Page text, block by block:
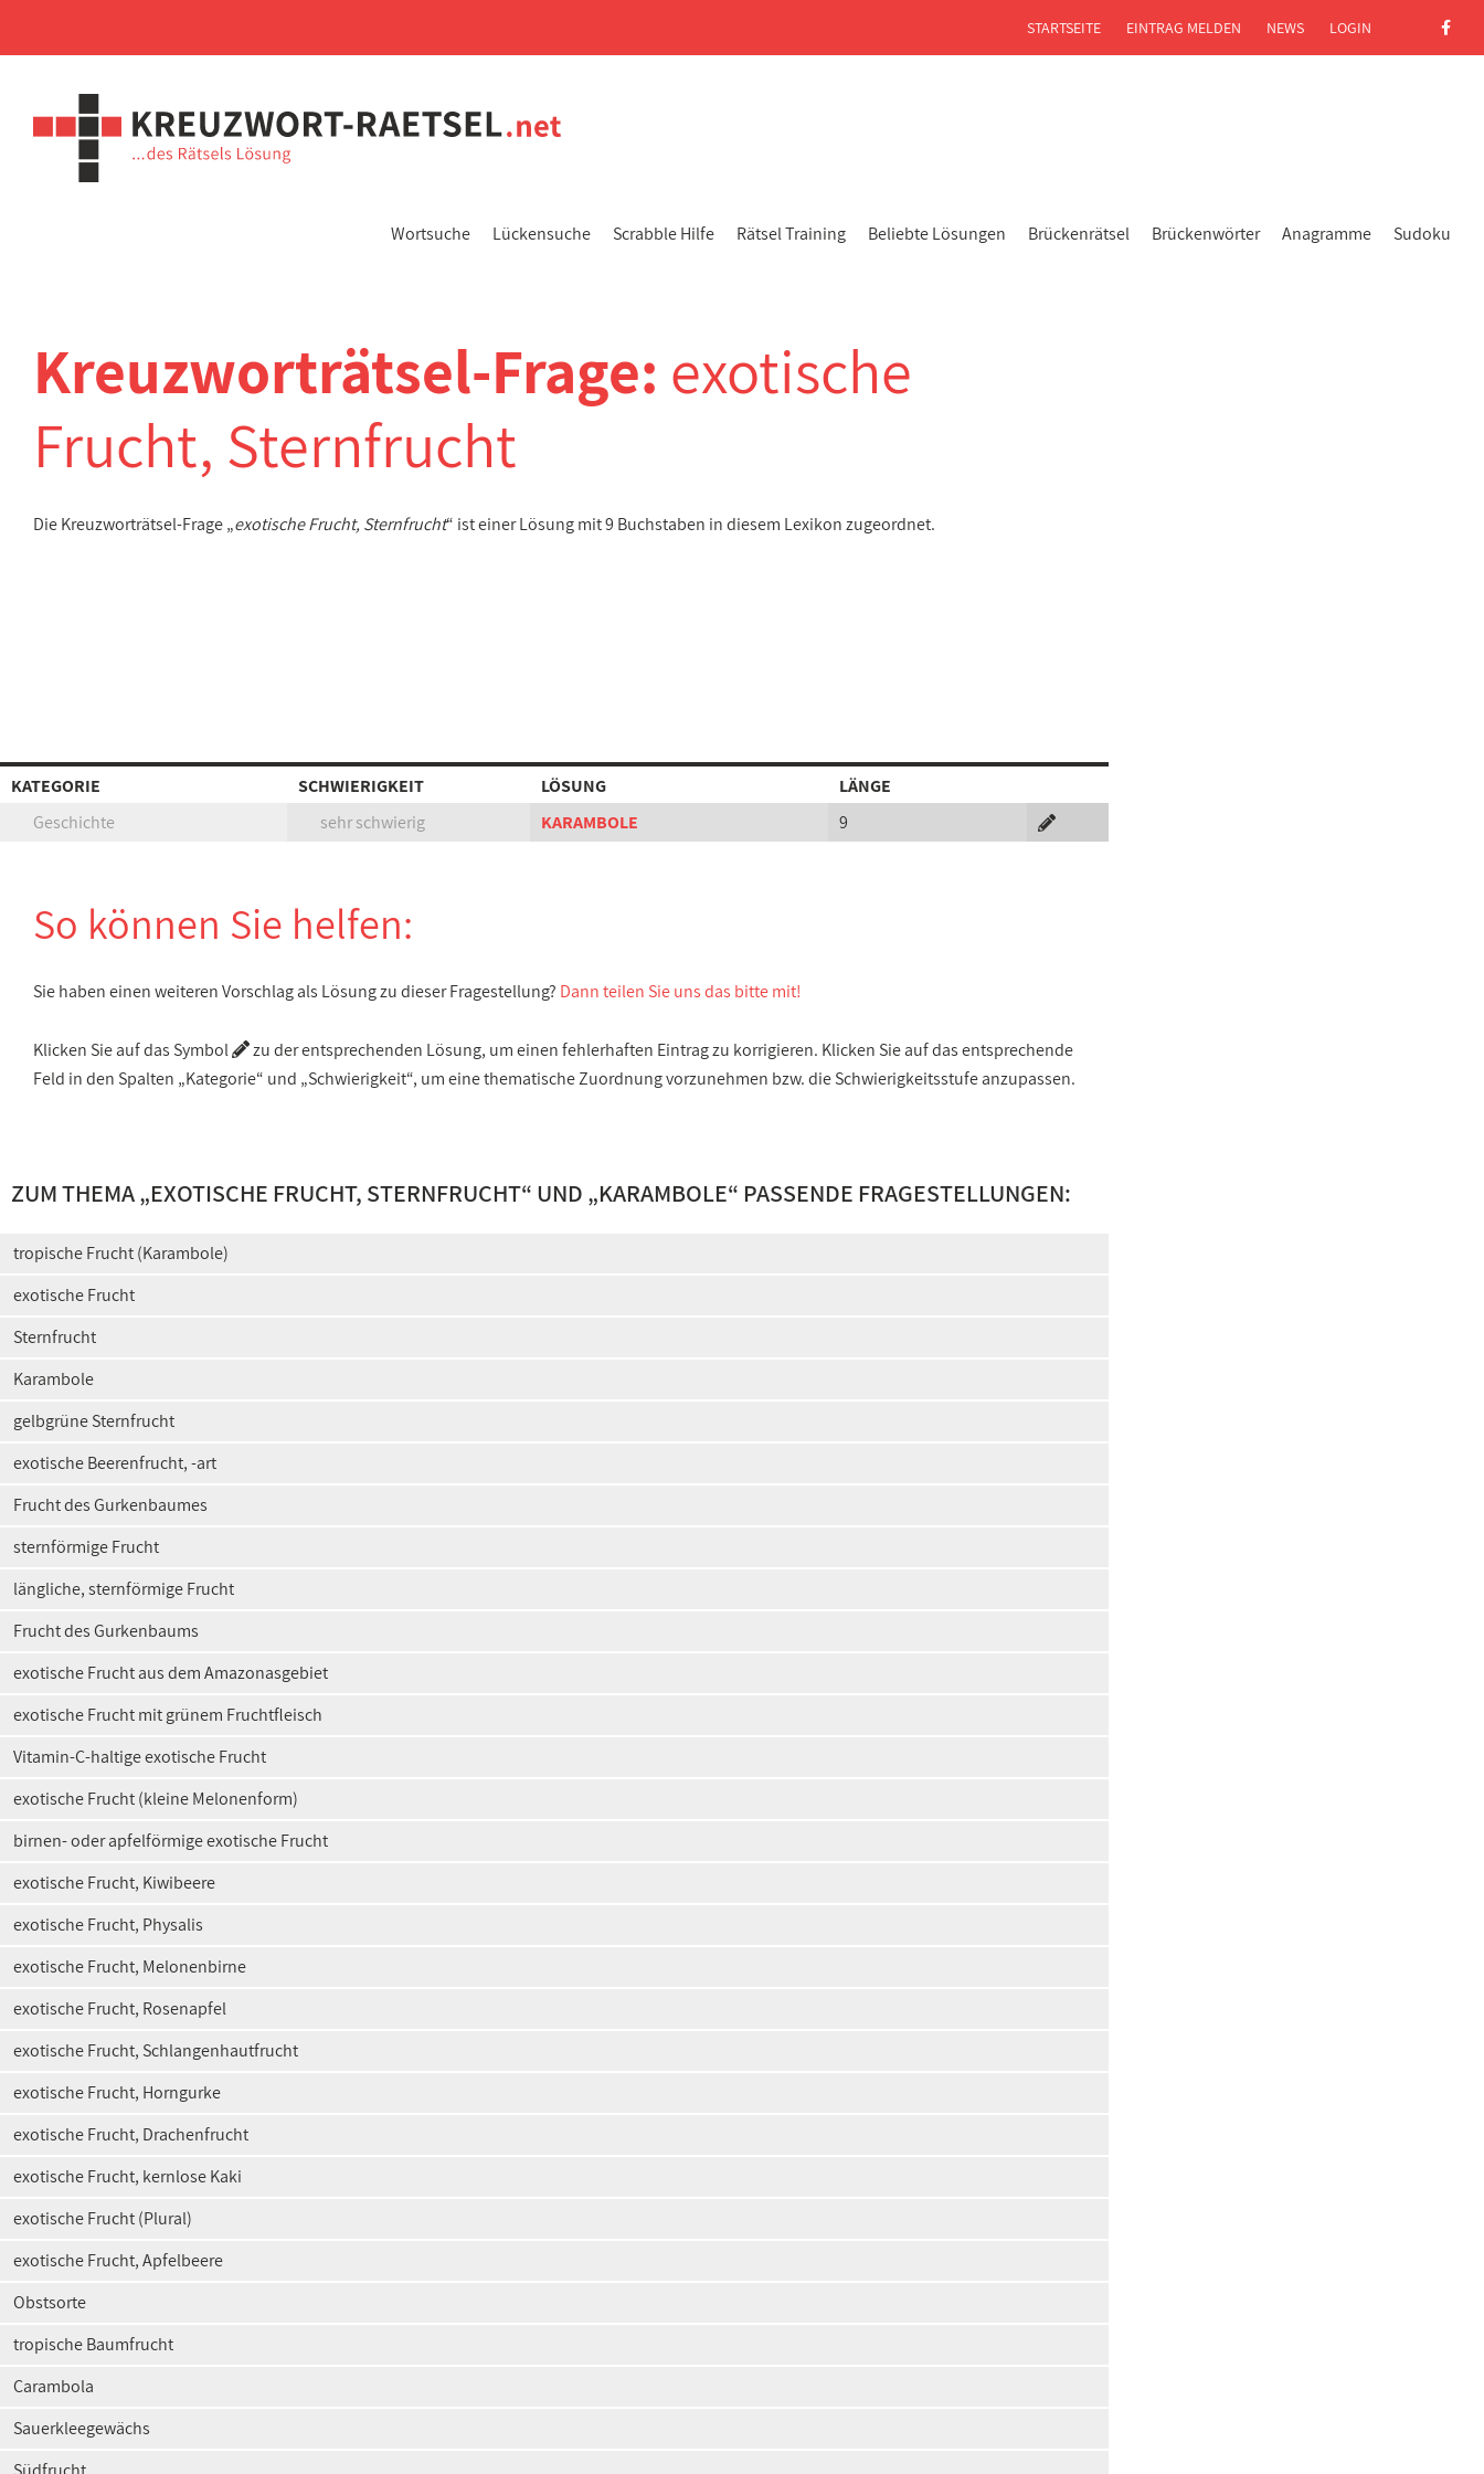
Wortsuche Lückensuche Scrabble Hilfe Rätsel Training Beliebte Lösungen Brückenrätsel Brückenwörter Anagramme Sudoku
STARTSEITE EINTRAG MELDEN NEWS LOGIN
Kreuzworträtsel-Frage: exotische
Frucht, Sternfrucht
Die Kreuzworträtsel-Frage „exotische Frucht, Sternfrucht“ ist einer Lösung mit 9 Buchstaben in diesem Lexikon zugeordnet.
KATEGORIE SCHWIERIGKEIT LÖSUNG
LÄNGE
Geschichte
sehr schwierig KARAMBOLE 9
So können Sie helfen:
Sie haben einen weiteren Vorschlag als Lösung zu dieser Fragestellung? Dann teilen Sie uns das bitte mit!
Klicken Sie auf das Symbol
zu der entsprechenden Lösung, um einen fehlerhaften Eintrag zu korrigieren. Klicken Sie auf das entsprechende
Feld in den Spalten „Kategorie“ und „Schwierigkeit“, um eine thematische Zuordnung vorzunehmen bzw. die Schwierigkeitsstufe anzupassen.
ZUM THEMA „EXOTISCHE FRUCHT, STERNFRUCHT“ UND „KARAMBOLE“ PASSENDE FRAGESTELLUNGEN:
tropische Frucht (Karambole)
exotische Frucht
Sternfrucht
Karambole
gelbgrüne Sternfrucht
exotische Beerenfrucht, -art
Frucht des Gurkenbaumes
sternförmige Frucht
längliche, sternförmige Frucht
Frucht des Gurkenbaums
exotische Frucht aus dem Amazonasgebiet
exotische Frucht mit grünem Fruchtfleisch
Vitamin-C-haltige exotische Frucht
exotische Frucht (kleine Melonenform)
birnen- oder apfelförmige exotische Frucht
exotische Frucht, Kiwibeere
exotische Frucht, Physalis
exotische Frucht, Melonenbirne
exotische Frucht, Rosenapfel
exotische Frucht, Schlangenhautfrucht
exotische Frucht, Horngurke
exotische Frucht, Drachenfrucht
exotische Frucht, kernlose Kaki
exotische Frucht (Plural)
exotische Frucht, Apfelbeere
Obstsorte
tropische Baumfrucht
Carambola
Sauerkleegewächs